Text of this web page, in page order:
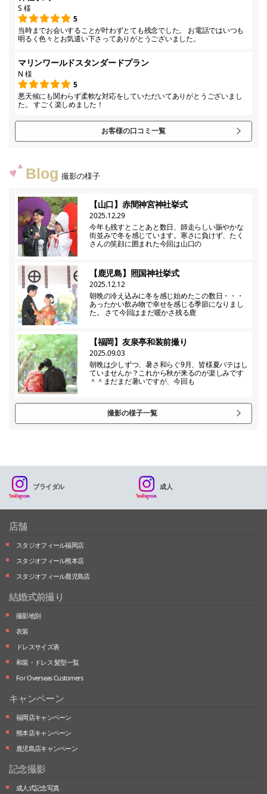
S 様
5
当時までお会いすることが叶わずとても残念でした。 お電話ではいつも
明るく色々とお気遣い下さってありがとうございました。
マリンワールドスタンダードプラン
N 様
5
悪天候にも関わらず柔軟な対応をしていただいてありがとうございまし
た。 すごく楽しめました！
お客様の口コミ一覧
Blog 撮影の様子
【山口】赤間神宮神社挙式
2025.12.29
今年も残すとことあと数日、師走らしい賑やかな
街並みで冬を感じています。寒さに負けず、たく
さんの笑顔に囲まれた今回は山口の
【鹿児島】照国神社挙式
2025.12.12
朝晩の冷え込みに冬を感じ始めたこの数日・・・
あったかい飲み物で幸せを感じる季節になりまし
た。 さて今回はまだ暖かさ残る鹿
【福岡】友泉亭和装前撮り
2025.09.03
朝晩は少しずつ、暑さ和らぐ9月、皆様夏バテはし
ていませんか？これから秋が来るのが楽しみです
＾＾まだまだ暑いですが、今回も
撮影の様子一覧
ブライダル 成人
店舗
スタジオフィール福岡店
スタジオフィール熊本店
スタジオフィール鹿児島店
結婚式前撮り
撮影地別
衣装
ドレスサイズ表
和装・ドレス 髪型一覧
For Overseas Customers
キャンペーン
福岡店キャンペーン
熊本店キャンペーン
鹿児島店キャンペーン
記念撮影
成人式記念写真